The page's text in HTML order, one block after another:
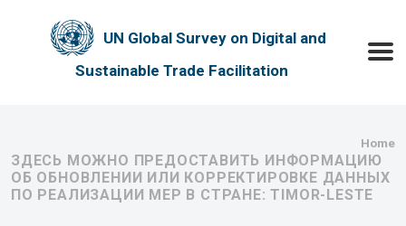
UN Global Survey on Digital and
Sustainable Trade Facilitation
Home
ЗДЕСЬ МОЖНО ПРЕДОСТАВИТЬ ИНФОРМАЦИЮ
ОБ ОБНОВЛЕНИИ ИЛИ КОРРЕКТИРОВКЕ ДАННЫХ
ПО РЕАЛИЗАЦИИ МЕР В СТРАНЕ: TIMOR-LESTE